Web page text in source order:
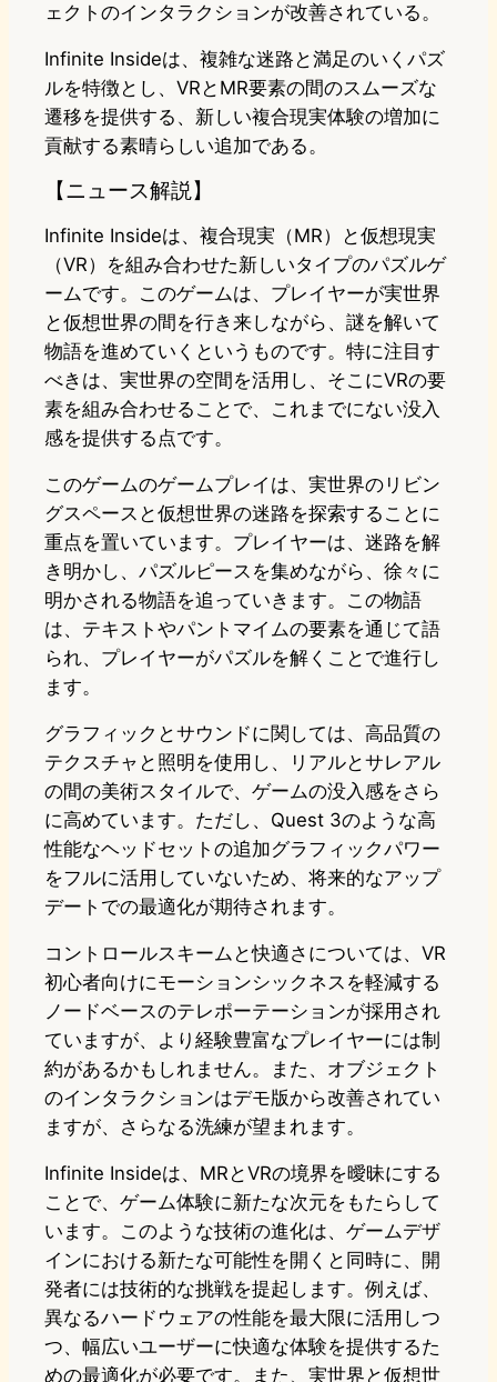
ェクトのインタラクションが改善されている。
Infinite Insideは、複雑な迷路と満足のいくパズ
ルを特徴とし、VRとMR要素の間のスムーズな
遷移を提供する、新しい複合現実体験の増加に
貢献する素晴らしい追加である。
【ニュース解説】
Infinite Insideは、複合現実（MR）と仮想現実
（VR）を組み合わせた新しいタイプのパズルゲ
ームです。このゲームは、プレイヤーが実世界
と仮想世界の間を行き来しながら、謎を解いて
物語を進めていくというものです。特に注目す
べきは、実世界の空間を活用し、そこにVRの要
素を組み合わせることで、これまでにない没入
感を提供する点です。
このゲームのゲームプレイは、実世界のリビン
グスペースと仮想世界の迷路を探索することに
重点を置いています。プレイヤーは、迷路を解
き明かし、パズルピースを集めながら、徐々に
明かされる物語を追っていきます。この物語
は、テキストやパントマイムの要素を通じて語
られ、プレイヤーがパズルを解くことで進行し
ます。
グラフィックとサウンドに関しては、高品質の
テクスチャと照明を使用し、リアルとサレアル
の間の美術スタイルで、ゲームの没入感をさら
に高めています。ただし、Quest 3のような高
性能なヘッドセットの追加グラフィックパワー
をフルに活用していないため、将来的なアップ
デートでの最適化が期待されます。
コントロールスキームと快適さについては、VR
初心者向けにモーションシックネスを軽減する
ノードベースのテレポーテーションが採用され
ていますが、より経験豊富なプレイヤーには制
約があるかもしれません。また、オブジェクト
のインタラクションはデモ版から改善されてい
ますが、さらなる洗練が望まれます。
Infinite Insideは、MRとVRの境界を曖昧にする
ことで、ゲーム体験に新たな次元をもたらして
います。このような技術の進化は、ゲームデザ
インにおける新たな可能性を開くと同時に、開
発者には技術的な挑戦を提起します。例えば、
異なるハードウェアの性能を最大限に活用しつ
つ、幅広いユーザーに快適な体験を提供するた
めの最適化が必要です。また、実世界と仮想世